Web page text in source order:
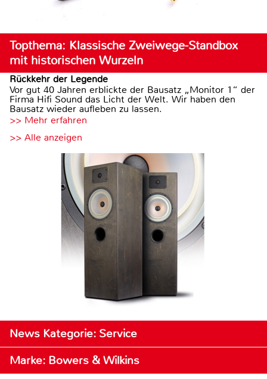
Topthema: Klassische Zweiwege-Standbox
mit historischen Wurzeln
Rückkehr der Legende
Vor gut 40 Jahren erblickte der Bausatz „Monitor 1“ der
Firma Hifi Sound das Licht der Welt. Wir haben den
Bausatz wieder aufleben zu lassen.
>> Mehr erfahren
>> Alle anzeigen
News Kategorie: Service
Marke: Bowers & Wilkins